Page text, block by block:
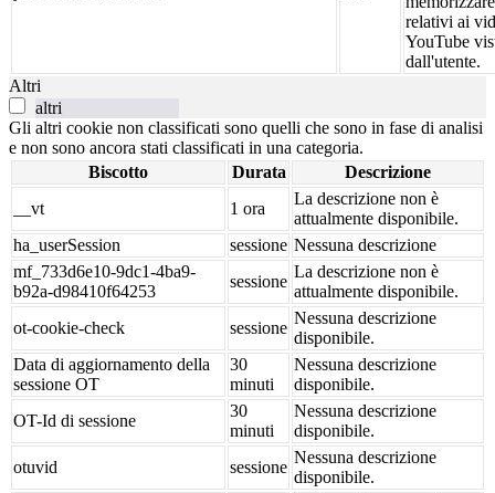
relativi ai
YouTube
dall'utente.
Altri
altri
Gli altri cookie non classificati sono quelli che sono in fase di analisi
e non sono ancora stati classificati in una categoria.
Biscotto
Durata
Descrizione
__vt
1 ora
La descrizione non è
attualmente disponibile.
ha_userSession
sessione Nessuna descrizione
mf_733d6e10-9dc1-4ba9-
b92a-d98410f64253
sessione
La descrizione non è
attualmente disponibile.
ot-cookie-check
sessione
Nessuna descrizione
disponibile.
Data di aggiornamento della
sessione OT
30
minuti
Nessuna descrizione
disponibile.
OT-Id di sessione
30
minuti
Nessuna descrizione
disponibile.
otuvid
sessione
Nessuna descrizione
disponibile.